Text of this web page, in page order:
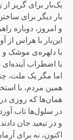
یک‌بار برای گریز
بار دیگر برای
و امروز، دوباره
این‌بار با هراس از
با دلهره‌ی موشک
با اضطراب
اما مگر یک ملت،
همین مردم، با
همان‌ها که روزی در
در سلول‌ها تاب
و در تبعید جان
اکنون، نه برای